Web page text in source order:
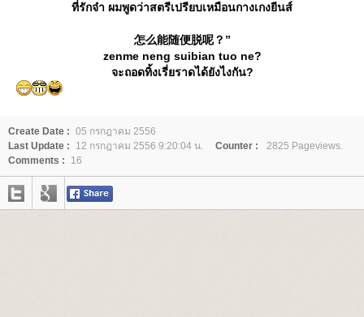
ที่รักจ๋า ผมพูดว่าสตรีเปรียบเหมือนกางเกงยีนส์
怎么能随便脱呢？”
zenme neng suibian tuo ne?
จะถอดทิ้งเรี่ยราดได้ยังไงกัน?
Create Date : 05 กรกฎาคม 2556
Last Update :
12 กรกฎาคม 2556 9:20:04 น. Counter :
2825 Pageviews.
Comments :
16